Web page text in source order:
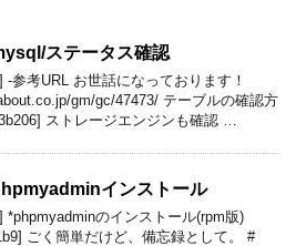
ステータス確認
-参考URL お世話になっております！
gm/gc/47473/ テーブルの確認方
ストレージエンジンも確認 …
インストール
*phpmyadminのインストール(rpm版)
ごく簡単だけど、備忘録として。 #